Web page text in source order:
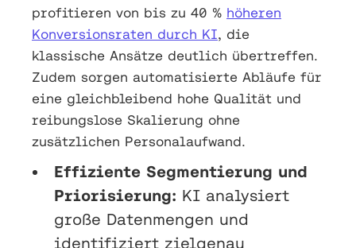
profitieren von bis zu 40 % höheren
Konversionsraten durch KI, die
klassische Ansätze deutlich übertreffen.
Zudem sorgen automatisierte Abläufe für
eine gleichbleibend hohe Qualität und
reibungslose Skalierung ohne
zusätzlichen Personalaufwand.
Effiziente Segmentierung und
Priorisierung: KI analysiert
große Datenmengen und
identifiziert zielgenau